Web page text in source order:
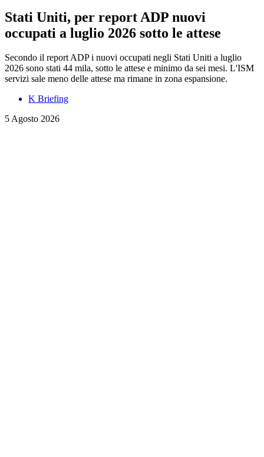
Stati Uniti, per report ADP nuovi
occupati a luglio 2026 sotto le attese
Secondo il report ADP i nuovi occupati negli Stati Uniti a luglio
2026 sono stati 44 mila, sotto le attese e minimo da sei mesi. L'ISM
servizi sale meno delle attese ma rimane in zona espansione.
K Briefing
5 Agosto 2026